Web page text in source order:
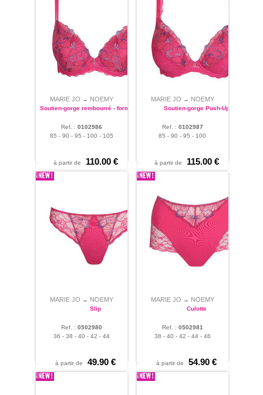
MARIE JO → NOEMY
Soutien-gorge rembourré - forme coeur
Ref. : 0102986
85 - 90 - 95 - 100 - 105
à partir de 110.00 €
MARIE JO → NOEMY
Soutien-gorge Push-Up
Ref. : 0102987
85 - 90 - 95 - 100
à partir de 115.00 €
MARIE JO → NOEMY
Slip
Ref. : 0502980
36 - 38 - 40 - 42 - 44
à partir de 49.90 €
MARIE JO → NOEMY
Culotte
Ref. : 0502981
38 - 40 - 42 - 44 - 46
à partir de 54.90 €